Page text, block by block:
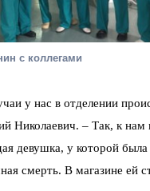
с коллегами
у нас в отделении
Николаевич. – Так, к нам
девушка, у которой была
смерть. В магазине ей